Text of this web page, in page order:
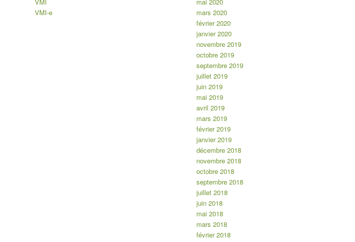
VMI-e
mars 2020
février 2020
janvier 2020
novembre 2019
octobre 2019
septembre 2019
juillet 2019
juin 2019
mai 2019
avril 2019
mars 2019
février 2019
janvier 2019
décembre 2018
novembre 2018
octobre 2018
septembre 2018
juillet 2018
juin 2018
mai 2018
mars 2018
février 2018